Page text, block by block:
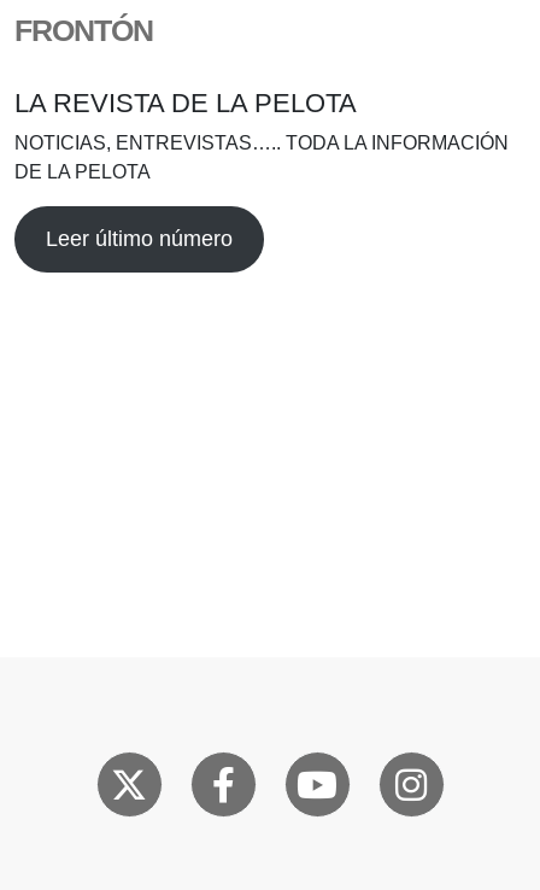
FRONTÓN
LA REVISTA DE LA PELOTA
NOTICIAS, ENTREVISTAS….. TODA LA INFORMACIÓN
DE LA PELOTA
Leer último número